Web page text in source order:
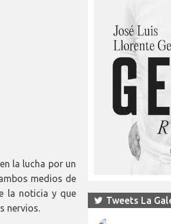
la lucha por un
medios de
la noticia y que
nervios.
Tweets La